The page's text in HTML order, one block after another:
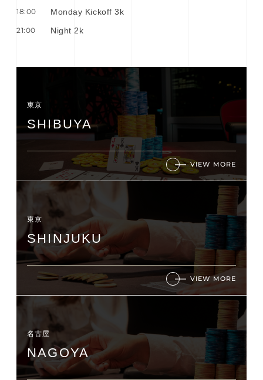
18:00 Monday Kickoff 3k
21:00 Night 2k
東京
SHIBUYA
VIEW MORE
東京
SHINJUKU
VIEW MORE
名古屋
NAGOYA